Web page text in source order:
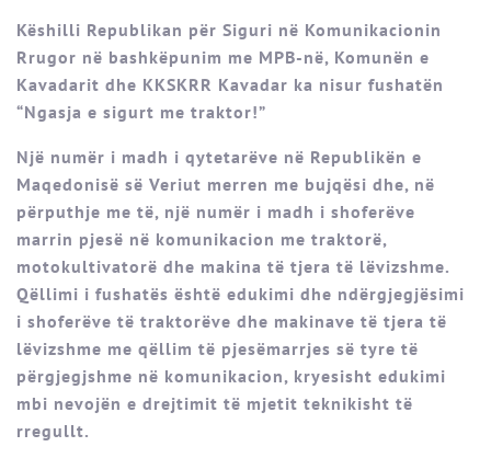
Këshilli Republikan për Siguri në Komunikacionin
Rrugor në bashkëpunim me MPB-në, Komunën e
Kavadarit dhe KKSKRR Kavadar ka nisur fushatën
“Ngasja e sigurt me traktor!”
Një numër i madh i qytetarëve në Republikën e
Maqedonisë së Veriut merren me bujqësi dhe, në
përputhje me të, një numër i madh i shoferëve
marrin pjesë në komunikacion me traktorë,
motokultivatorë dhe makina të tjera të lëvizshme.
Qëllimi i fushatës është edukimi dhe ndërgjegjësimi
i shoferëve të traktorëve dhe makinave të tjera të
lëvizshme me qëllim të pjesëmarrjes së tyre të
përgjegjshme në komunikacion, kryesisht edukimi
mbi nevojën e drejtimit të mjetit teknikisht të
rregullt.